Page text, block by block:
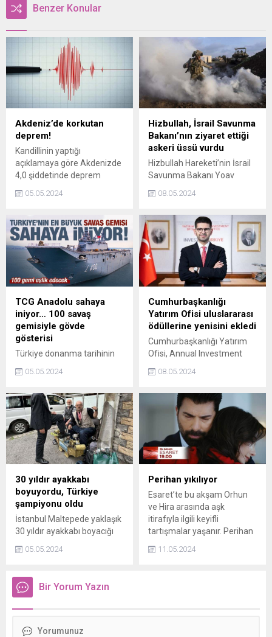
Benzer Konular
Akdeniz’de korkutan
deprem!
Kandillinin yaptığı
açıklamaya göre Akdenizde
4,0 şiddetinde deprem
05.05.2024
Hizbullah, İsrail Savunma
Bakanı’nın ziyaret ettiği
askeri üssü vurdu
Hizbullah Hareketi’nin İsrail
Savunma Bakanı Yoav
askeri üssü İran yapımı
belirtildi
08.05.2024
TCG Anadolu sahaya
iniyor… 100 savaş
gemisiyle gövde
gösterisi
Türkiye donanma tarihinin
Anadolu, Denizkurdu
05.05.2024
Cumhurbaşkanlığı
Yatırım Ofisi uluslararası
ödüllerine yenisini ekledi
Cumhurbaşkanlığı Yatırım
Ofisi, Annual Investment
Abu Dabide düzenlenen
Ödüllerinde, dünyanın en
başarılı yatırım ajansları
arasında yer alarak ödüle
layık görüldü.
08.05.2024
30 yıldır ayakkabı
boyuyordu, Türkiye
şampiyonu oldu
İstanbul Maltepede yaklaşık
30 yıldır ayakkabı boyacığı
Alaattin Şahin, bilek
şampiyonu oldu. Şahin,
Slovakyada düzenlenecek
05.05.2024
Perihan yıkılıyor
Esaret’te bu akşam Orhun
ve Hira arasında aşk
itirafıyla ilgili keyifli
tartışmalar yaşanır. Perihan
gözyaşlarına boğulur.
11.05.2024
Bir Yorum Yazın